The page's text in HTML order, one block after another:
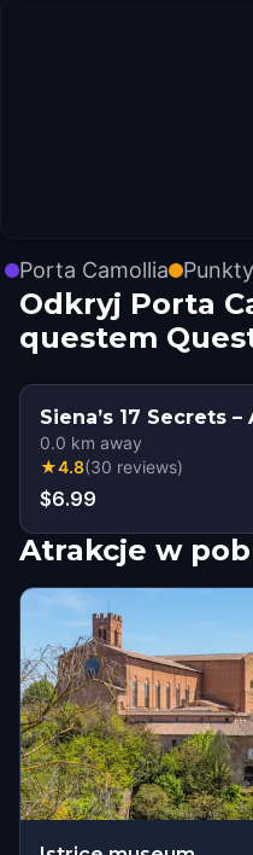
Porta Camollia
Odkryj Porta
questem
Siena’s 17 Secrets
0.0 km away
★4.8(30 reviews)
$6.99
Atrakcje w